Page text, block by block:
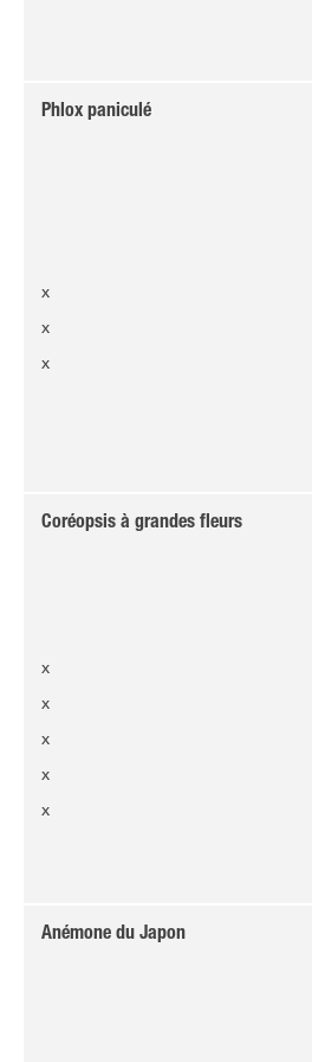
Phlox paniculé
x
x
x
Coréopsis à grandes fleurs
x
x
x
x
x
Anémone du Japon